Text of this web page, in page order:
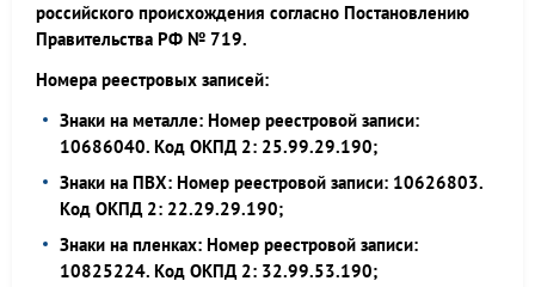
российского происхождения согласно Постановлению
Правительства РФ № 719.
Номера реестровых записей:
Знаки на металле: Номер реестровой записи:
10686040. Код ОКПД 2: 25.99.29.190;
Знаки на ПВХ: Номер реестровой записи: 10626803.
Код ОКПД 2: 22.29.29.190;
Знаки на пленках: Номер реестровой записи:
10825224. Код ОКПД 2: 32.99.53.190;